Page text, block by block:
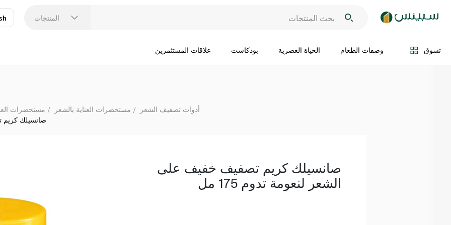
المنتجات
تسوق وصفات الطعام الحياة العصرية بودكاست علاقات المستثمرين
اضف الى السلة
مستحضرات مستحضرات العناية بالشعر
أدوات تصفيف الشعر
صانسيلك كريم
صانسيلك كريم تصفيف خفيف على
الشعر لنعومة تدوم 175 مل